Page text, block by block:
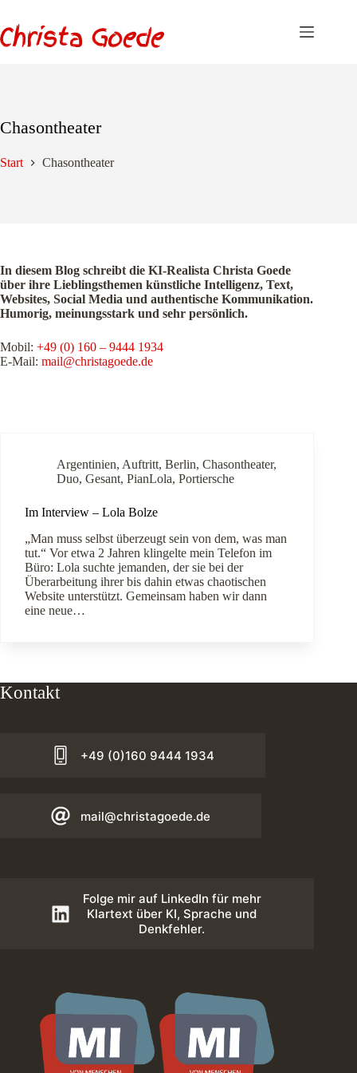
springen
Chasontheater
Start Chasontheater
In diesem Blog schreibt die KI-Realista Christa Goede
über ihre Lieblingsthemen künstliche Intelligenz, Text,
Websites, Social Media und authentische Kommunikation.
Humorig, meinungsstark und sehr persönlich.
Mobil: +49 (0) 160 – 9444 1934
E-Mail: mail@christagoede.de
Argentinien, Auftritt, Berlin, Chasontheater,
Duo, Gesant, PianLola, Portiersche
Im Interview – Lola Bolze
„Man muss selbst überzeugt sein von dem, was man
tut.“ Vor etwa 2 Jahren klingelte mein Telefon im
Büro: Lola suchte jemanden, der sie bei der
Überarbeitung ihrer bis dahin etwas chaotischen
Website unterstützt. Gemeinsam haben wir dann
eine neue…
Kontakt
+49 (0)160 9444 1934
mail@christagoede.de
Folge mir auf LinkedIn für mehr
Klartext über KI, Sprache und
Denkfehler.